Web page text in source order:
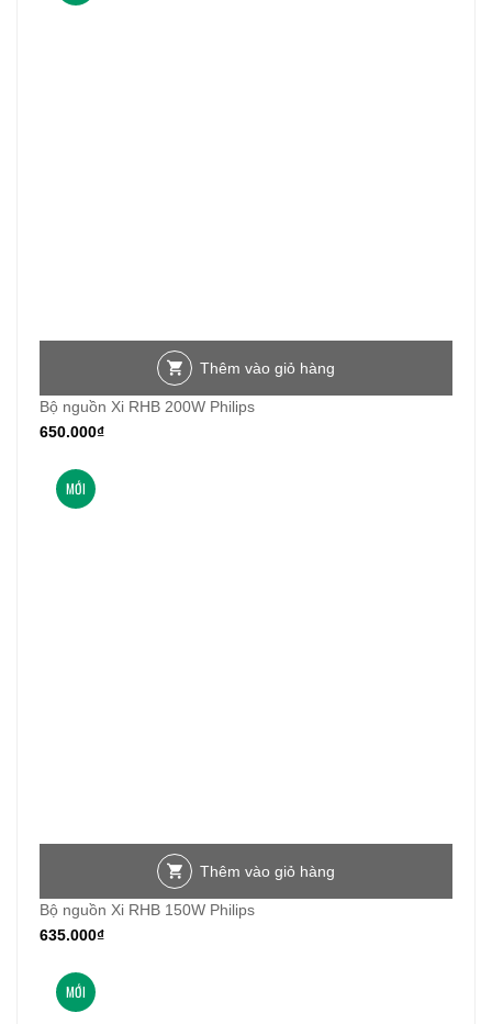
Thêm vào giỏ hàng
Bộ nguồn Xi RHB 200W Philips
650.000₫
MỚI
Thêm vào giỏ hàng
Bộ nguồn Xi RHB 150W Philips
635.000₫
MỚI